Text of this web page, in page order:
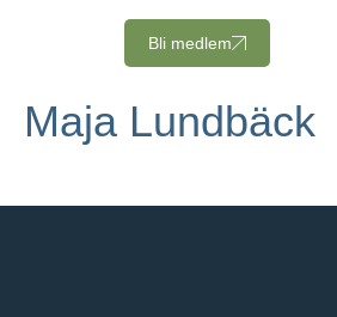
Bli medlem
Maja Lundbäck